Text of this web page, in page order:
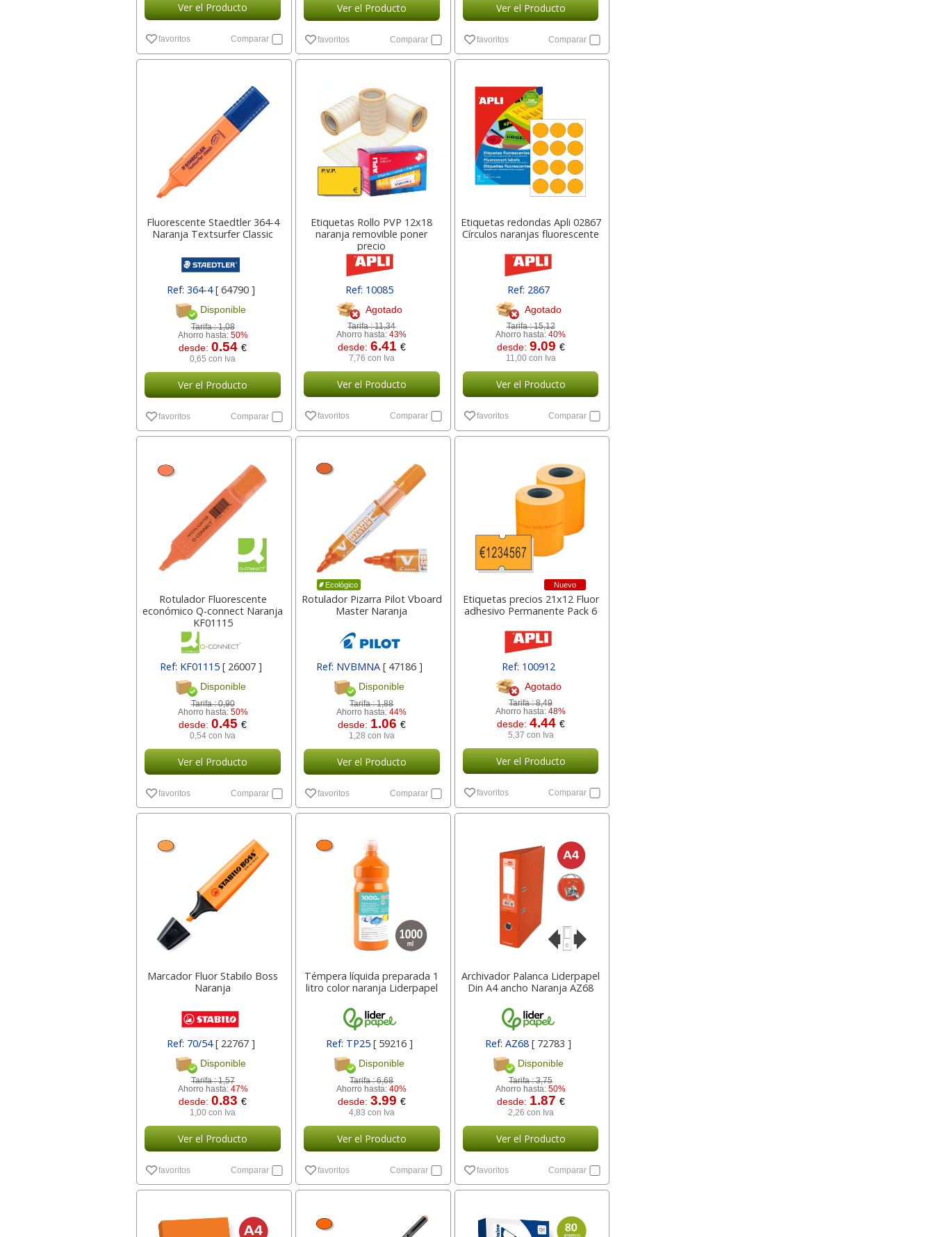
Ver el Producto
favoritos Comparar
Ver el Producto
favoritos Comparar
Ver el Producto
favoritos Comparar
Fluorescente Staedtler 364-4
Naranja Textsurfer Classic
Ref: 364-4[ 64790 ]
Disponible
Tarifa :1,08
Ahorro hasta: 50%
desde:0.54€
0,65 con Iva
Ver el Producto
favoritos Comparar
Etiquetas Rollo PVP 12x18
naranja removible poner
precio
Ref: 10085
Agotado
Tarifa :11,34
Ahorro hasta:43%
desde: 6.41 €
7,76 con Iva
Ver el Producto
favoritos Comparar
Etiquetas redondas Apli 02867
Círculos naranjas fluorescente
Ref: 2867
Agotado
Tarifa :15,12
Ahorro hasta: 40%
desde: 9.09 €
11,00 con Iva
Ver el Producto
favoritos Comparar
Rotulador Fluorescente
económico Q-connect Naranja
KF01115
Ref: KF01115 [ 26007 ]
Disponible
Tarifa :0,90
Ahorro hasta: 50%
desde:0.45€
0,54 con Iva
Ver el Producto
favoritos Comparar
Ecológico
Rotulador Pizarra Pilot Vboard
Master Naranja
Ref: NVBMNA[ 47186 ]
Disponible
Tarifa :1,88
Ahorro hasta:44%
desde: 1.06 €
1,28 con Iva
Ver el Producto
favoritos Comparar
Nuevo
Etiquetas precios 21x12 Fluor
adhesivo Permanente Pack 6
Ref: 100912
Agotado
Tarifa :8,49
Ahorro hasta: 48%
desde: 4.44 €
5,37 con Iva
Ver el Producto
favoritos Comparar
Marcador Fluor Stabilo Boss
Naranja
Ref: 70/54[ 22767 ]
Disponible
Tarifa :1,57
Ahorro hasta: 47%
desde:0.83€
1,00 con Iva
Ver el Producto
favoritos Comparar
Témpera líquida preparada 1
litro color naranja Liderpapel
Ref: TP25[ 59216 ]
Disponible
Tarifa :6,68
Ahorro hasta:40%
desde: 3.99 €
4,83 con Iva
Ver el Producto
favoritos Comparar
Archivador Palanca Liderpapel
Din A4 ancho Naranja AZ68
Ref: AZ68[ 72783 ]
Disponible
Tarifa :3,75
Ahorro hasta: 50%
desde: 1.87 €
2,26 con Iva
Ver el Producto
favoritos Comparar